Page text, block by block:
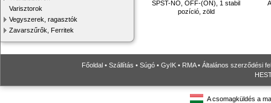
Varisztorok
Vegyszerek, ragasztók
Zavarszűrők, Ferritek
SPST-NO, OFF-(ON), 1 stabil
pozíció, zöld
Főoldal • Szállítás • Súgó • GyIK • RMA• Általános szerződési
A csomagküldés a